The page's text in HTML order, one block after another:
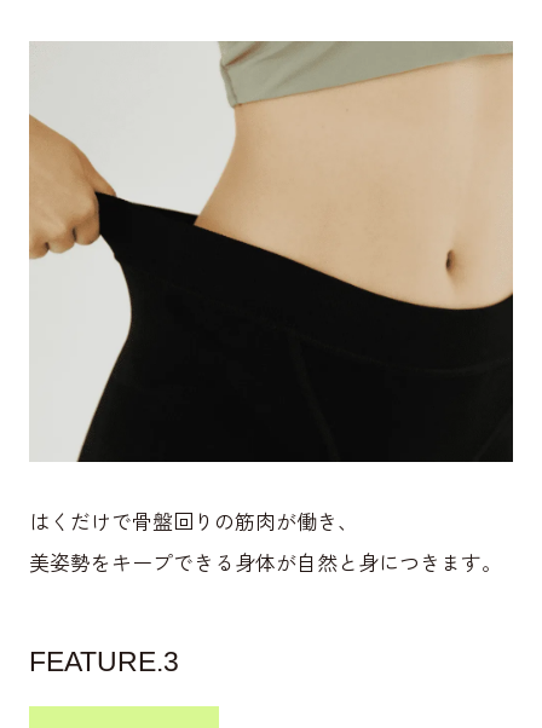
はくだけで骨盤回りの筋肉が働き、
美姿勢をキープできる身体が自然と身につきます。
FEATURE.3